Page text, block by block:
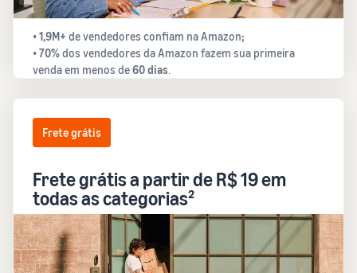
•1,9M+ de vendedores confiam na Amazon;
•70%dos vendedores da Amazon fazem sua primeira
venda em menos de60 dias.
Frete grátis
Frete grátis a partir de R$ 19 em
todas as categorias²